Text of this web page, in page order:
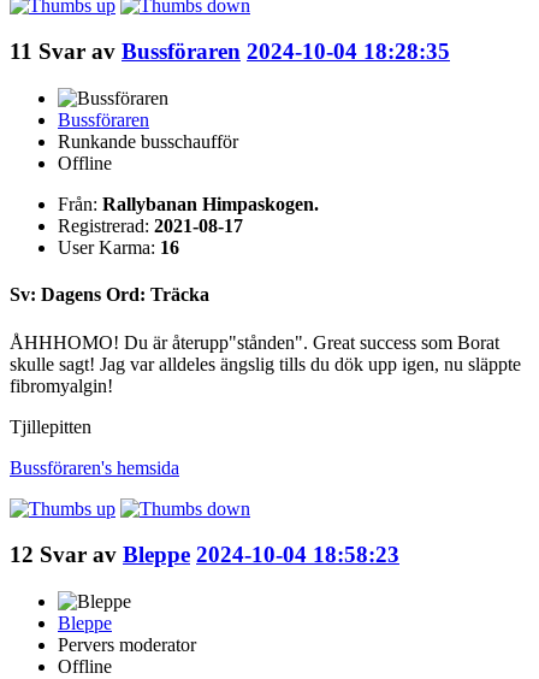
11 Svar av Bussföraren 2024-10-04 18:28:35
Bussföraren
Runkande busschaufför
Offline
Från: Rallybanan Himpaskogen.
Registrerad: 2021-08-17
User Karma: 16
Sv: Dagens Ord: Träcka
ÅHHHOMO! Du är återupp"stånden". Great success som Borat
skulle sagt! Jag var alldeles ängslig tills du dök upp igen, nu släppte
fibromyalgin!
Tjillepitten
Bussföraren's hemsida
12 Svar av Bleppe 2024-10-04 18:58:23
Bleppe
Pervers moderator
Offline